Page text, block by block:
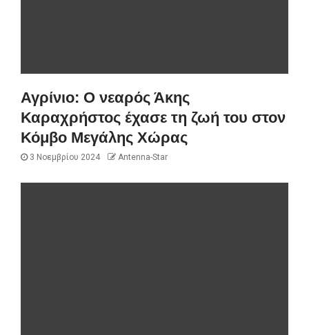
Αγρίνιο: Ο νεαρός Άκης
Καραχρήστος έχασε τη ζωή του στον
Κόμβο Μεγάλης Χώρας
3 Νοεμβρίου 2024 Antenna-Star